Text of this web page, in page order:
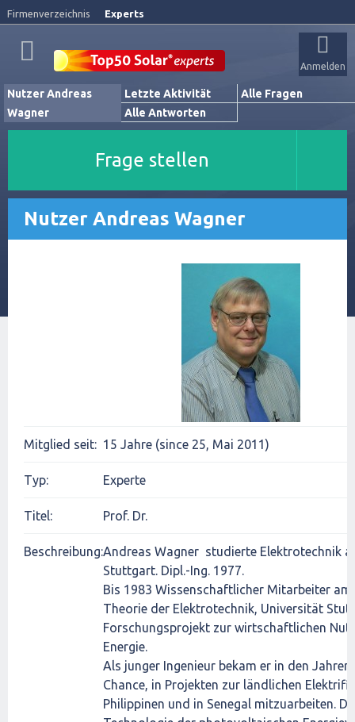
Firmenverzeichnis Experts
Anmelden
Nutzer Andreas
Wagner
Letzte Aktivität
Alle Fragen
Alle Antworten
Frage stellen
Nutzer Andreas Wagner
Mitglied seit: 15 Jahre (since 25, Mai 2011)
Typ: Experte
Titel: Prof. Dr.
Beschreibung:Andreas Wagner studierte Elektrotechnik
Stuttgart. Dipl.-Ing. 1977.
Bis 1983 Wissenschaftlicher Mitarbeiter
Theorie der Elektrotechnik, Universität
Forschungsprojekt zur wirtschaftlichen
Energie.
Als junger Ingenieur bekam er in den
Chance, in Projekten zur ländlichen
Philippinen und in Senegal mitzuarbeiten.